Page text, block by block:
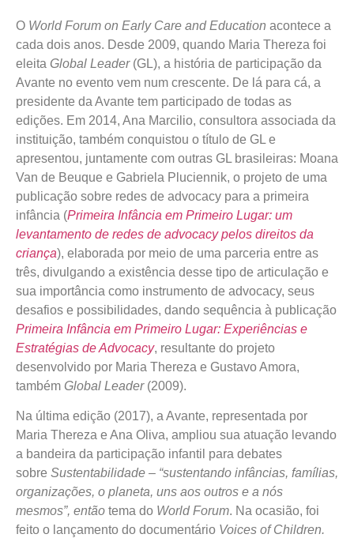
O World Forum on Early Care and Education acontece a
cada dois anos. Desde 2009, quando Maria Thereza foi
eleita Global Leader(GL), a história de participação da
Avante no evento vem num crescente. De lá para cá, a
presidente da Avante tem participado de todas as
edições. Em 2014, Ana Marcilio, consultora associada da
instituição, também conquistou o título de GL e
apresentou, juntamente com outras GL brasileiras: Moana
Van de Beuque e Gabriela Pluciennik, o projeto de uma
publicação sobre redes de advocacy para a primeira
infância (Primeira Infância em Primeiro Lugar: um
levantamento de redes de advocacy pelos direitos da
criança), elaborada por meio de uma parceria entre as
três, divulgando a existência desse tipo de articulação e
sua importância como instrumento de advocacy, seus
desafios e possibilidades, dando sequência à publicação
Primeira Infância em Primeiro Lugar: Experiências e
Estratégias de Advocacy, resultante do projeto
desenvolvido por Maria Thereza e Gustavo Amora,
também Global Leader(2009).
Na última edição (2017), a Avante, representada por
Maria Thereza e Ana Oliva, ampliou sua atuação levando
a bandeira da participação infantil para debates
sobre Sustentabilidade – “sustentando infâncias, famílias,
organizações, o planeta, uns aos outros e a nós
mesmos”, então tema do World Forum. Na ocasião, foi
feito o lançamento do documentário Voices of Children.